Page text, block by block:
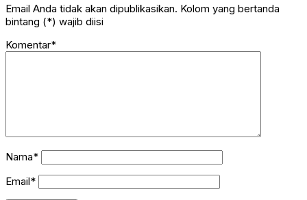
Email Anda tidak akan dipublikasikan. Kolom yang bertanda
bintang (*) wajib diisi
Komentar*
Nama*
Email*